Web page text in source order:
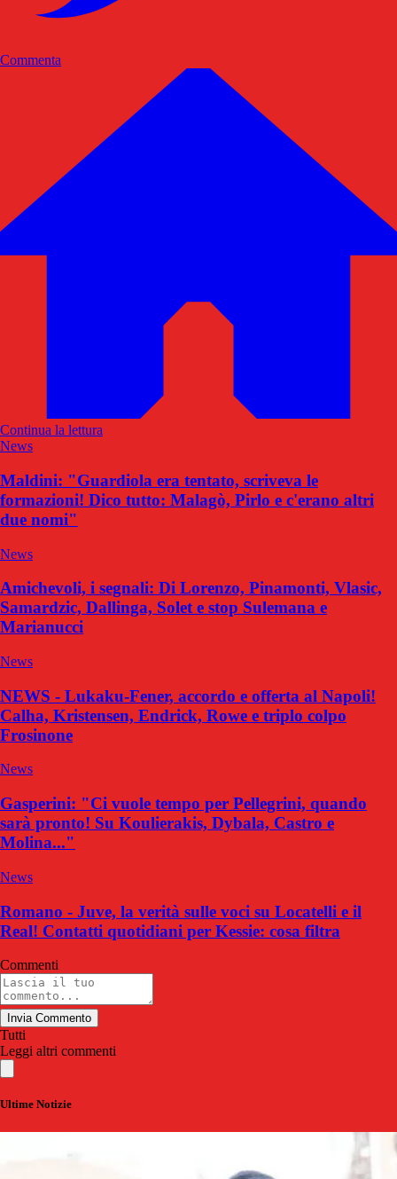
Commenta
Continua la lettura
News
Maldini: "Guardiola era tentato, scriveva le
formazioni! Dico tutto: Malagò, Pirlo e c'erano altri
due nomi"
News
Amichevoli, i segnali: Di Lorenzo, Pinamonti, Vlasic,
Samardzic, Dallinga, Solet e stop Sulemana e
Marianucci
News
NEWS - Lukaku-Fener, accordo e offerta al Napoli!
Calha, Kristensen, Endrick, Rowe e triplo colpo
Frosinone
News
Gasperini: "Ci vuole tempo per Pellegrini, quando
sarà pronto! Su Koulierakis, Dybala, Castro e
Molina..."
News
Romano - Juve, la verità sulle voci su Locatelli e il
Real! Contatti quotidiani per Kessie: cosa filtra
Commenti
Invia Commento
Tutti
Leggi altri commenti
Ultime Notizie